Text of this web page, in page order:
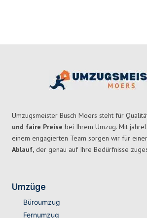
Umzugsmeister Busch Moers steht für
und faire Preise bei Ihrem Umzug. Mit
einem engagierten Team sorgen wir für
Ablauf, der genau auf Ihre Bedürfnisse
Umzüge
Büroumzug
Fernumzug